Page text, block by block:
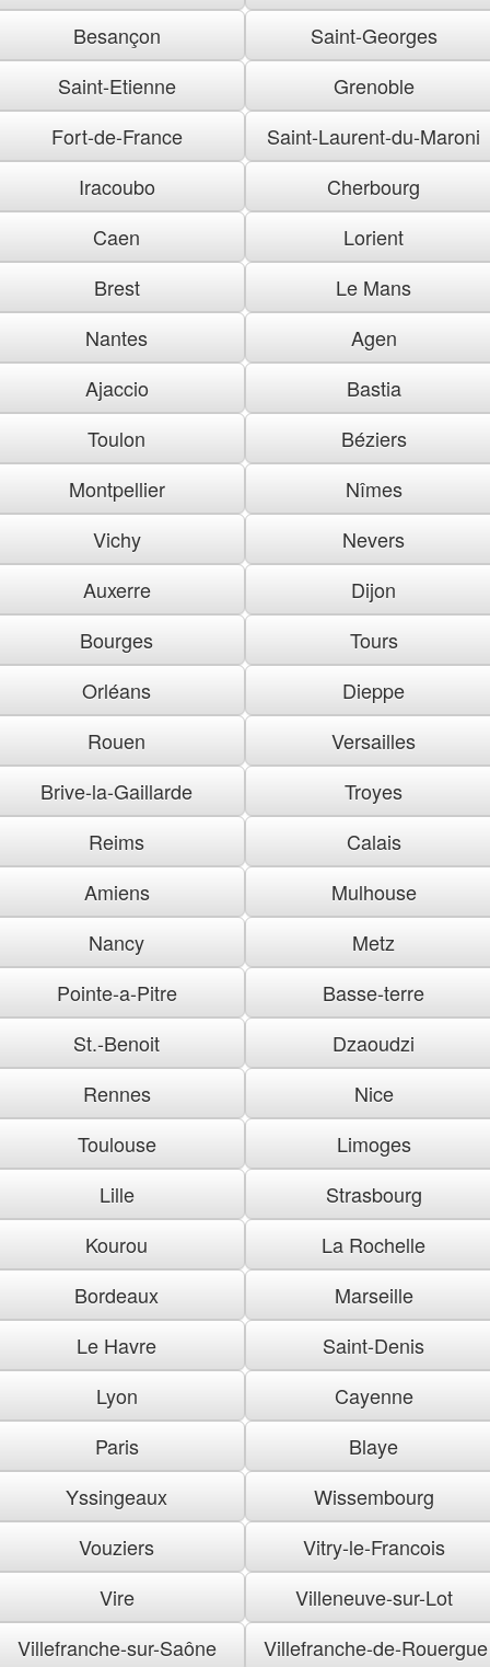
Besançon
Saint-Georges
Saint-Etienne
Grenoble
Fort-de-France
Saint-Laurent-du-Maroni
Iracoubo
Cherbourg
Caen
Lorient
Brest
Le Mans
Nantes
Agen
Ajaccio
Bastia
Toulon
Béziers
Montpellier
Nîmes
Vichy
Nevers
Auxerre
Dijon
Bourges
Tours
Orléans
Dieppe
Rouen
Versailles
Brive-la-Gaillarde
Troyes
Reims
Calais
Amiens
Mulhouse
Nancy
Metz
Pointe-a-Pitre
Basse-terre
St.-Benoit
Dzaoudzi
Rennes
Nice
Toulouse
Limoges
Lille
Strasbourg
Kourou
La Rochelle
Bordeaux
Marseille
Le Havre
Saint-Denis
Lyon
Cayenne
Paris
Blaye
Yssingeaux
Wissembourg
Vouziers
Vitry-le-Francois
Vire
Villeneuve-sur-Lot
Villefranche-sur-Saône
Villefranche-de-Rouergue